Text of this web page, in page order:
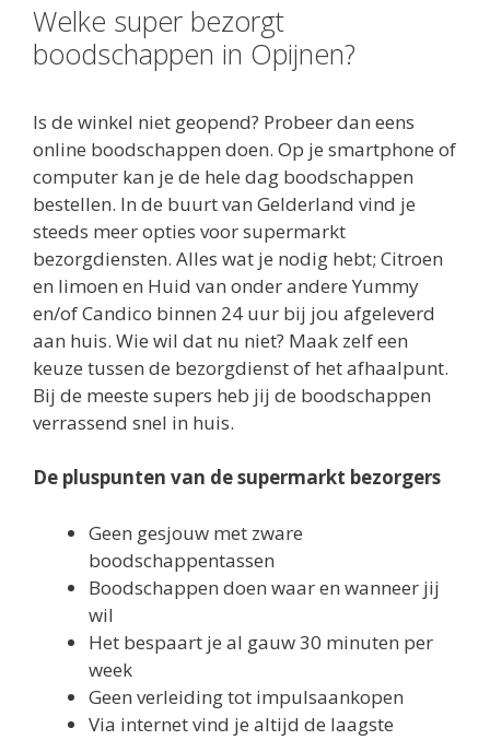
Welke super bezorgt
boodschappen in Opijnen?
Is de winkel niet geopend? Probeer dan eens
online boodschappen doen. Op je smartphone of
computer kan je de hele dag boodschappen
bestellen. In de buurt van Gelderland vind je
steeds meer opties voor supermarkt
bezorgdiensten. Alles wat je nodig hebt; Citroen
en limoen en Huid van onder andere Yummy
en/of Candico binnen 24 uur bij jou afgeleverd
aan huis. Wie wil dat nu niet? Maak zelf een
keuze tussen de bezorgdienst of het afhaalpunt.
Bij de meeste supers heb jij de boodschappen
verrassend snel in huis.
De pluspunten van de supermarkt bezorgers
Geen gesjouw met zware
boodschappentassen
Boodschappen doen waar en wanneer jij
wil
Het bespaart je al gauw 30 minuten per
week
Geen verleiding tot impulsaankopen
Via internet vind je altijd de laagste